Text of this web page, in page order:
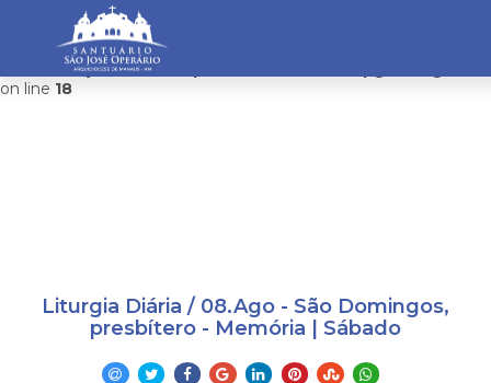
: mysqli_connect(): Headers and client library minor
version mismatch. Headers:101113 Library:100505 in
/home/saojosemanaus/public_html/restrito/pg/
on line 18
Liturgia Diária / 08.Ago - São Domingos,
presbítero - Memória | Sábado